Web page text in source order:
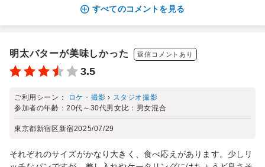
すべてのコメントを見る
明太バターが美味しかった 返信コメントあり
3.5
ご利用シーン： ロケ・撮影 › スタジオ撮影
参加者の年齢：20代～30代男女比： 男女混合
東京都新宿区新宿2025/07/29
それぞれのサイズがかなり大きく、食べ応えがあります。少しリ